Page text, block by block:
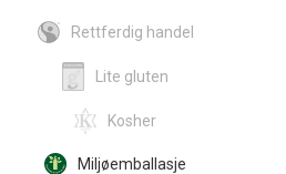
Rettferdig handel
Lite gluten
Kosher
Miljøemballasje